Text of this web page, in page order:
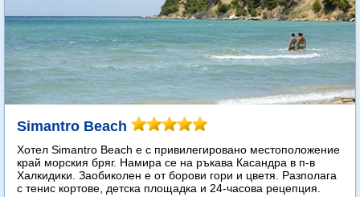
Simantro Beach
Хотел Simantro Beach е с привилегировано местоположение
край морския бряг. Намира се на ръкава Касандра в п-в
Халкидики. Заобиколен е от борови гори и цветя. Разполага
с тенис кортове, детска площадка и 24-часова рецепция.